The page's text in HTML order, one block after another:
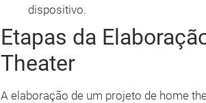
dispositivo.
Etapas da
Theater
A elaboração de um projeto de home